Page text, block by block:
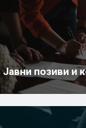
Јавни позиви и